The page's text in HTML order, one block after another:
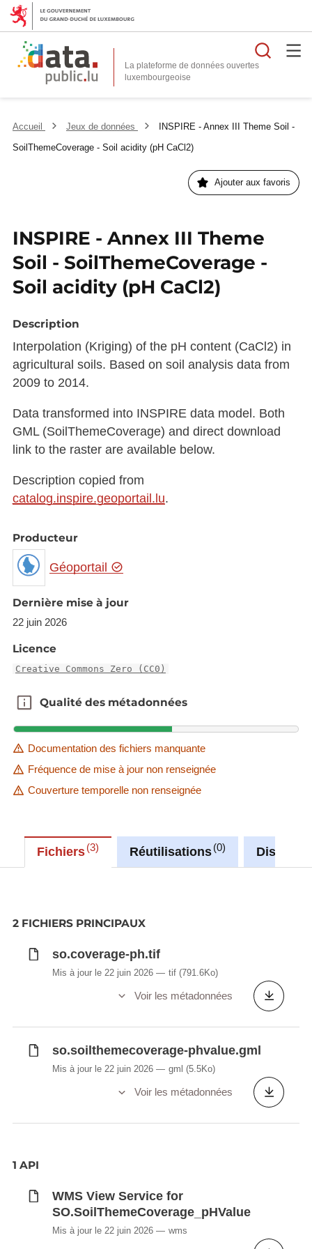
La plateforme de données ouvertes
Accueil Jeux de données
INSPIRE - Annex III Theme Soil -
SoilThemeCoverage - Soil acidity (pH CaCl2)
Ajouter aux favoris
INSPIRE - Annex III Theme
Soil - SoilThemeCoverage -
Soil acidity (pH CaCl2)
Description
Interpolation (Kriging) of the pH content (CaCl2) in
agricultural soils. Based on soil analysis data from
2009 to 2014.
Data transformed into INSPIRE data model. Both
GML (SoilThemeCoverage) and direct download
link to the raster are available below.
Description copied from
catalog.inspire.geoportail.lu.
Producteur
Géoportail
Dernière mise à jour
22 juin 2026
Licence
Creative Commons Zero (CC0)
Qualité des métadonnées
Qualité des métadonnées
Documentation des fichiers manquante
Fréquence de mise à jour non renseignée
Couverture temporelle non renseignée
Fichiers 3 Réutilisations 0
2 FICHIERS PRINCIPAUX
so.coverage-ph.tif
Mis à jour le 22 juin 2026 tif (791.6Ko)
Voir les métadonnées
so.soilthemecoverage-phvalue.gml
Mis à jour le 22 juin 2026 gml (5.5Ko)
Voir les métadonnées
1 API
WMS View Service for
SO.SoilThemeCoverage_pHValue
Mis à jour le 22 juin 2026 wms